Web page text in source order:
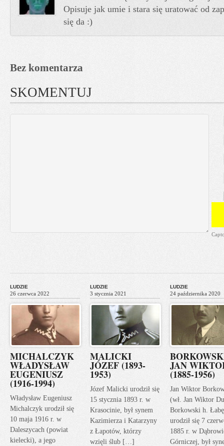
Opisuje jak umie i stara się uratować od
się da :)
Bez komentarza
SKOMENTUJ
LUDZIE
26 czerwca 2022
MICHALCZYK
WŁADYSŁAW
EUGENIUSZ
(1916-1994)
Władysław Eugeniusz
Michalczyk urodził się
10 maja 1916 r. w
Daleszycach (powiat
kielecki), a jego
LUDZIE
3 stycznia 2021
MALICKI
JÓZEF (1893-
1953)
Józef Malicki urodził się
15 stycznia 1893 r. w
Krasocinie, był synem
Kazimierza i Katarzyny
z Łapotów, którzy
wzięli ślub […]
LUDZIE
24 października 2020
JAN
(1885-1956)
Jan Wiktor
(wł. Jan Wiktor
Borkowski h.
urodził się 7
1885 r. w
Górniczej, był